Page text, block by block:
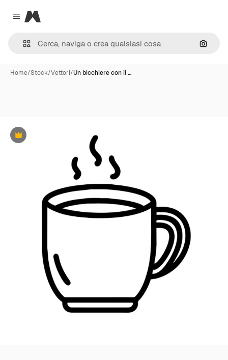
Close menu
Magnific
Cerca
Home/Stock/Vettori/Un bicchiere con il …
Premium